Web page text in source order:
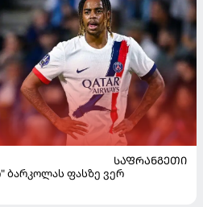
ᲡᲐᲤᲠᲐᲜᲒᲔᲗᲘ
ბარკოლას ფასზე ვერ